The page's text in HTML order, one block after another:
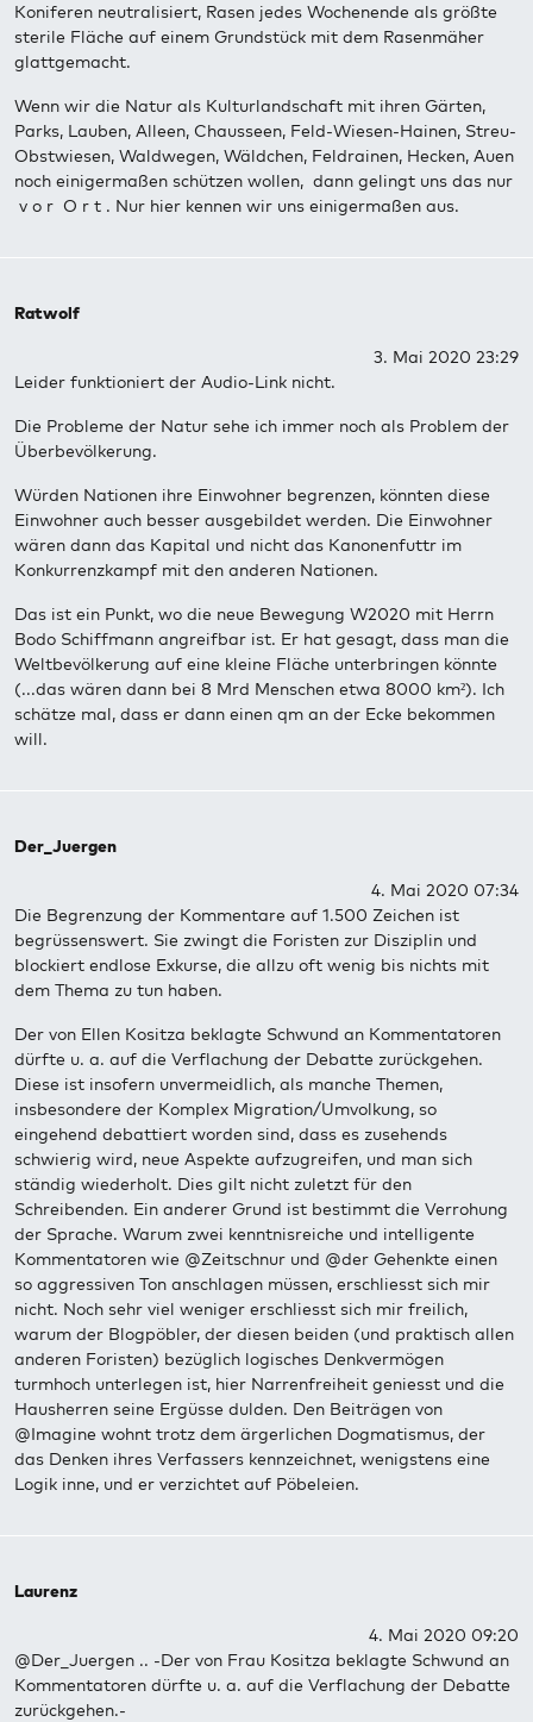
Koniferen neutralisiert, Rasen jedes Wochenende als größte
sterile Fläche auf einem Grundstück mit dem Rasenmäher
glattgemacht.
Wenn wir die Natur als Kulturlandschaft mit ihren Gärten,
Parks, Lauben, Alleen, Chausseen, Feld-Wiesen-Hainen, Streu-
Obstwiesen, Waldwegen, Wäldchen, Feldrainen, Hecken, Auen
noch einigermaßen schützen wollen, dann gelingt uns das nur
v o r O r t . Nur hier kennen wir uns einigermaßen aus.
Ratwolf
3. Mai 2020 23:29
Leider funktioniert der Audio-Link nicht.
Die Probleme der Natur sehe ich immer noch als Problem der
Überbevölkerung.
Würden Nationen ihre Einwohner begrenzen, könnten diese
Einwohner auch besser ausgebildet werden. Die Einwohner
wären dann das Kapital und nicht das Kanonenfuttr im
Konkurrenzkampf mit den anderen Nationen.
Das ist ein Punkt, wo die neue Bewegung W2020 mit Herrn
Bodo Schiffmann angreifbar ist. Er hat gesagt, dass man die
Weltbevölkerung auf eine kleine Fläche unterbringen könnte
(...das wären dann bei 8 Mrd Menschen etwa 8000 km²). Ich
schätze mal, dass er dann einen qm an der Ecke bekommen
will.
Der_Juergen
4. Mai 2020 07:34
Die Begrenzung der Kommentare auf 1.500 Zeichen ist
begrüssenswert. Sie zwingt die Foristen zur Disziplin und
blockiert endlose Exkurse, die allzu oft wenig bis nichts mit
dem Thema zu tun haben.
Der von Ellen Kositza beklagte Schwund an Kommentatoren
dürfte u. a. auf die Verflachung der Debatte zurückgehen.
Diese ist insofern unvermeidlich, als manche Themen,
insbesondere der Komplex Migration/Umvolkung, so
eingehend debattiert worden sind, dass es zusehends
schwierig wird, neue Aspekte aufzugreifen, und man sich
ständig wiederholt. Dies gilt nicht zuletzt für den
Schreibenden. Ein anderer Grund ist bestimmt die Verrohung
der Sprache. Warum zwei kenntnisreiche und intelligente
Kommentatoren wie @Zeitschnur und @der Gehenkte einen
so aggressiven Ton anschlagen müssen, erschliesst sich mir
nicht. Noch sehr viel weniger erschliesst sich mir freilich,
warum der Blogpöbler, der diesen beiden (und praktisch allen
anderen Foristen) bezüglich logisches Denkvermögen
turmhoch unterlegen ist, hier Narrenfreiheit geniesst und die
Hausherren seine Ergüsse dulden. Den Beiträgen von
@Imagine wohnt trotz dem ärgerlichen Dogmatismus, der
das Denken ihres Verfassers kennzeichnet, wenigstens eine
Logik inne, und er verzichtet auf Pöbeleien.
Laurenz
4. Mai 2020 09:20
@Der_Juergen .. -Der von Frau Kositza beklagte Schwund an
Kommentatoren dürfte u. a. auf die Verflachung der Debatte
zurückgehen.-